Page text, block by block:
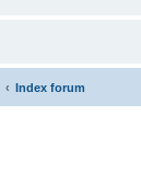
Index forum